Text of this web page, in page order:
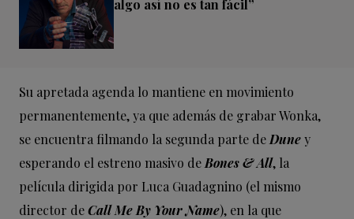
algo así no es tan fácil”
Su apretada agenda lo mantiene en movimiento
permanentemente, ya que además de grabar Wonka,
se encuentra filmando la segunda parte de Duney
esperando el estreno masivo de Bones & All, la
película dirigida por Luca Guadagnino (el mismo
director deCall Me By Your Name), en la que